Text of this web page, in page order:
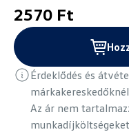
2570 Ft
Érdeklődés és
Az ár nem